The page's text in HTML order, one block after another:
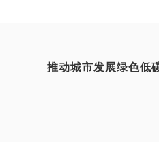
推动城市发展绿色低